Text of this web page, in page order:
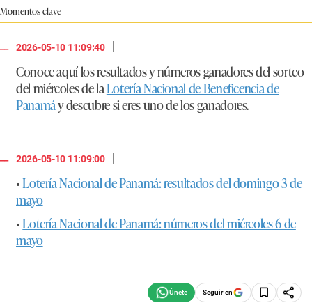
Momentos clave
2026-05-10 11:09:40
|
Conoce aquí los resultados y números ganadores del sorteo
del miércoles de laLotería Nacional de Beneficencia de
Panamáy descubre si eres uno de los ganadores.
2026-05-10 11:09:00
|
•Lotería Nacional de Panamá: resultados del domingo 3 de
mayo
•Lotería Nacional de Panamá: números del miércoles 6 de
mayo
Seguir en